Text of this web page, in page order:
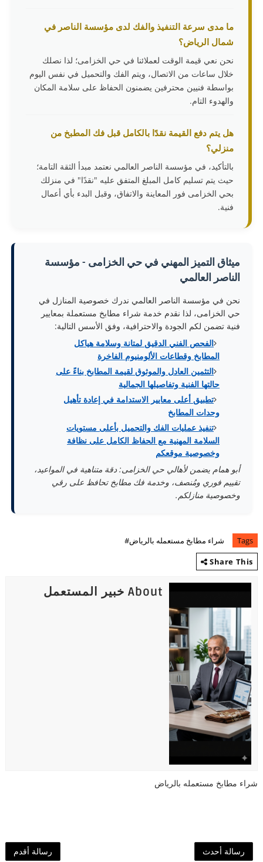
ما مدى سرعة التنفيذ والفك لدى مؤسسة الناصر في
شمال الرياض؟
نحن نعي قيمة الوقت لعملائنا في حي الخزامى؛ لذا نصلك
خلال ساعات من الاتصال، ويتم الفك والتحميل في نفس اليوم
بواسطة فنيين محترفين يضمنون الحفاظ على سلامة المكان
والهدوء التام.
هل يتم دفع القيمة نقدًا بالكامل قبل فك المطبخ من
منزلي؟
بالتأكيد، في مؤسسة الناصر العالمي نعتمد مبدأ الثقة التامة؛
حيث يتم تسليم كامل المبلغ المتفق عليه "نقدًا" في منزلك
بحي الخزامى فور المعاينة والاتفاق، وقبل البدء بأي أعمال
فنية.
ميثاق التميز المهني في حي الخزامى - مؤسسة
الناصر العالمي
نحن في مؤسسة الناصر العالمي ندرك خصوصية المنازل في
حي الخزامى، لذا نقدم خدمة شراء مطابخ مستعملة بمعايير
فنية تضمن لكم الجودة والاحترافية، وفق الأسس التالية:
الفحص الفني الدقيق لمتانة وسلامة هياكل
المطابخ وقطاعات الألومنيوم الفاخرة
التثمين العادل والموثوق لقيمة المطابخ بناءً على
حالتها الفنية وتفاصيلها الجمالية
تطبيق أعلى معايير الاستدامة في إعادة تأهيل
وحدات المطابخ
تنفيذ عمليات الفك والتحميل بأعلى مستويات
السلامة المهنية مع الحفاظ الكامل على نظافة
وخصوصية موقعكم
أبو همام يضمن لأهالي حي الخزامى: دقة متناهية في المواعيد،
تقييم فوري ومُنصف، وخدمة فك مطابخ تحافظ على رقي
وخصوصية منازلكم.
Tags
شراء مطابخ مستعمله بالرياض#
Share This
About خبير المستعمل
شراء مطابخ مستعمله بالرياض
رسالة أحدث رسالة أقدم